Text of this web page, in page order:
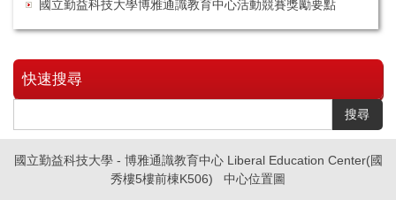
國立勤益科技大學博雅通識教育中心活動競賽獎勵要點
快速搜尋
搜尋
國立勤益科技大學 - 博雅通識教育中心 Liberal Education Center(國
秀樓5樓前棟K506) 中心位置圖